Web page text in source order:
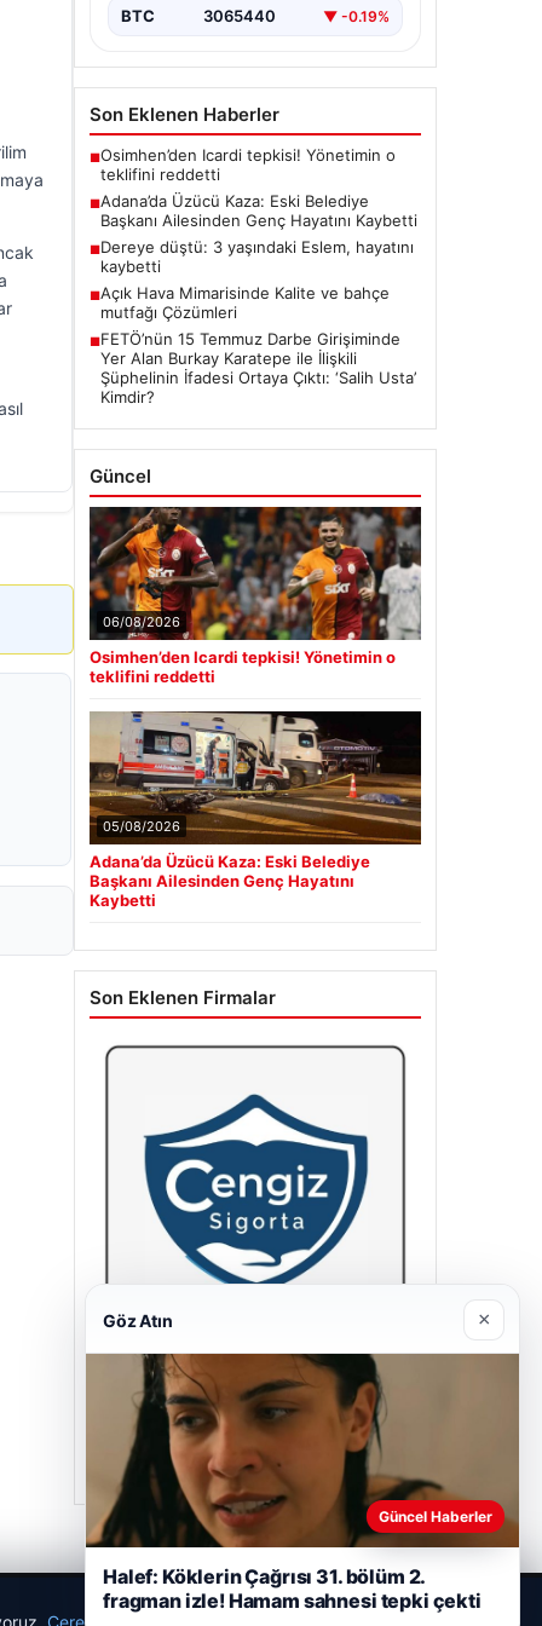
BTC 3065440 ▼ -0.19%
Son Eklenen Haberler
■Osimhen’den Icardi tepkisi! Yönetimin o
teklifini reddetti
■Adana’da Üzücü Kaza: Eski Belediye
Başkanı Ailesinden Genç Hayatını Kaybetti
■Dereye düştü: 3 yaşındaki Eslem, hayatını
kaybetti
■Açık Hava Mimarisinde Kalite ve bahçe
mutfağı Çözümleri
■FETÖ’nün 15 Temmuz Darbe Girişiminde
Yer Alan Burkay Karatepe ile İlişkili
Şüphelinin İfadesi Ortaya Çıktı: ‘Salih Usta’
Kimdir?
Güncel
06/08/2026
Osimhen’den Icardi tepkisi! Yönetimin o
teklifini reddetti
05/08/2026
Adana’da Üzücü Kaza: Eski Belediye
Başkanı Ailesinden Genç Hayatını
Kaybetti
Son Eklenen Firmalar
Cengiz Sigorta
23/06/2026
Çerez Politikamız
Göz Atın ×
Güncel Haberler
Halef: Köklerin Çağrısı 31. bölüm 2.
fragman izle! Hamam sahnesi tepki çekti